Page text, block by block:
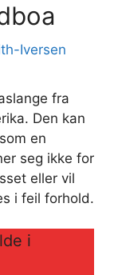
Iversen
fra
Den kan
en
seg ikke for
eller vil
i feil forhold.
i